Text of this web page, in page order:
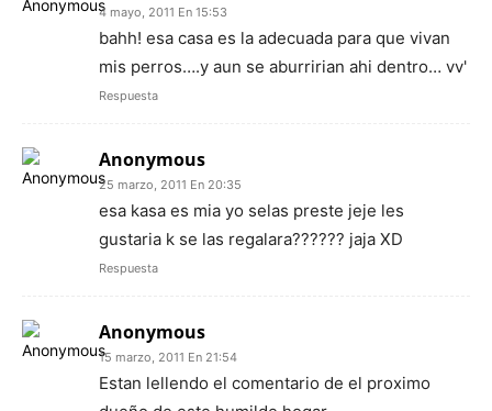
4 mayo, 2011 En 15:53
bahh! esa casa es la adecuada para que vivan
mis perros….y aun se aburririan ahi dentro… vv'
Respuesta
Anonymous
25 marzo, 2011 En 20:35
esa kasa es mia yo selas preste jeje les
gustaria k se las regalara?????? jaja XD
Respuesta
Anonymous
15 marzo, 2011 En 21:54
Estan lellendo el comentario de el proximo